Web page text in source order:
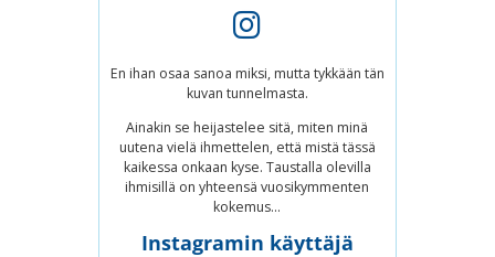
En ihan osaa sanoa miksi, mutta tykkään tän
kuvan tunnelmasta.
Ainakin se heijastelee sitä, miten minä
uutena vielä ihmettelen, että mistä tässä
kaikessa onkaan kyse. Taustalla olevilla
ihmisillä on yhteensä vuosikymmenten
kokemus...
Instagramin käyttäjä